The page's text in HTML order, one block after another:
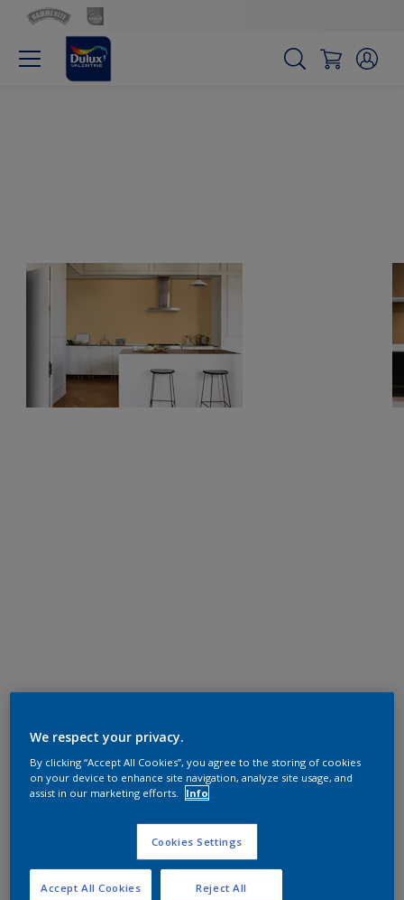
We respect your privacy.
By clicking “Accept All Cookies”, you agree to the storing of cookies
on your device to enhance site navigation, analyze site usage, and
assist in our marketing efforts.
Info
Cookies Settings
Reject All
Accept All Cookies